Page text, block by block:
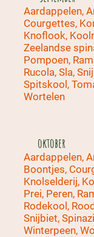
Aardappelen,
Courgettes,
Knoflook,
Zeelandse
Pompoen,
Rucola, Sla,
Spitskool,
Wortelen
Aardappelen,
Boontjes,
Knolselderij,
Prei, Peren,
Rodekool,
Snijbiet,
Winterpeen,
oktober